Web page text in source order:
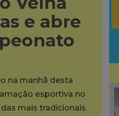
e abre
na manhã desta
esportiva no
mais tradicionais